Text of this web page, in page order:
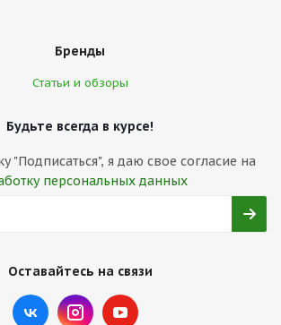
Бренды
Статьи и обзоры
Будьте всегда в курсе!
"Подписаться", я даю свое согласие на
персональных данных
Оставайтесь на связи